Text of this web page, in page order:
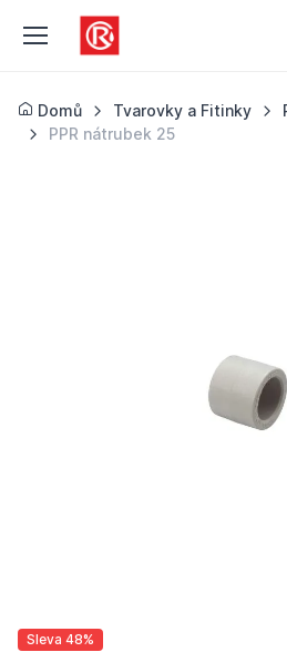
Domů Tvarovky a Fitinky
PPR nátrubek 25
Sleva 48%